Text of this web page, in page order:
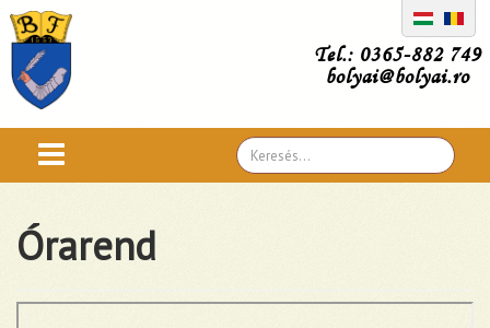
Tel.: 0365-882 749
bolyai@bolyai.ro
Search
...
Órarend